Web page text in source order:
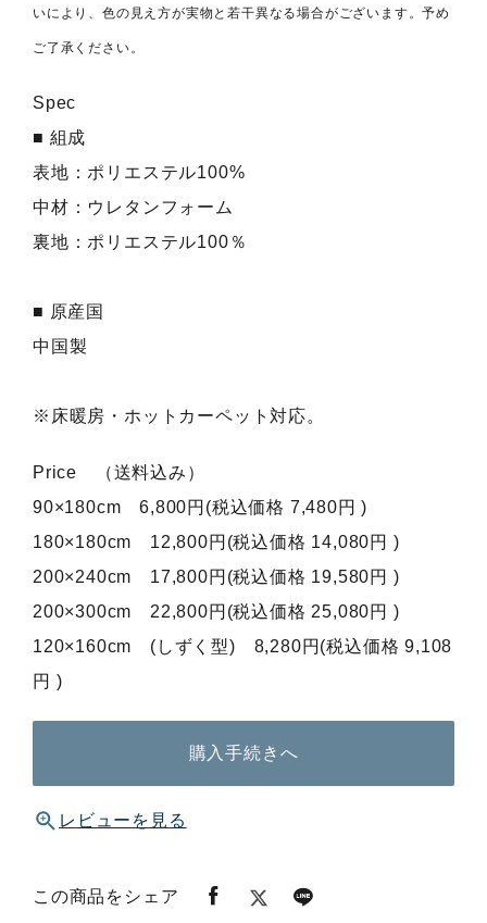
いにより、色の見え方が実物と若干異なる場合がございます。予め
ご了承ください。
Spec
■ 組成
表地：ポリエステル100%
中材：ウレタンフォーム
裏地：ポリエステル100％
■ 原産国
中国製
※床暖房・ホットカーペット対応。
Price （送料込み）
90×180cm 6,800円(税込価格 7,480円 )
180×180cm 12,800円(税込価格 14,080円 )
200×240cm 17,800円(税込価格 19,580円 )
200×300cm 22,800円(税込価格 25,080円 )
120×160cm (しずく型) 8,280円(税込価格 9,108
円 )
購入手続きへ
レビューを見る
この商品をシェア